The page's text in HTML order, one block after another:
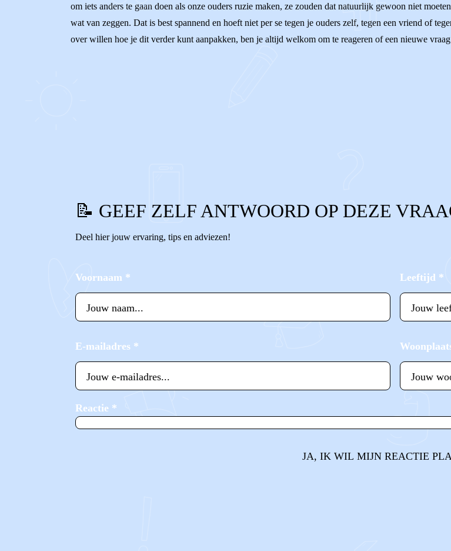
om iets anders te gaan doen als onze ouders ruzie maken, ze zouden dat natuurlijk gewoon niet
wat van zeggen. Dat is best spannend en hoeft niet per se tegen je ouders zelf, tegen een vriend of
over willen hoe je dit verder kunt aanpakken, ben je altijd welkom om te reageren of een nieuwe
📝 GEEF ZELF ANTWOORD OP DEZE
Deel hier jouw ervaring, tips en adviezen!
Voornaam * Leeftijd *
E-mailadres *
Reactie *
JA, IK WIL MIJN REACTIE